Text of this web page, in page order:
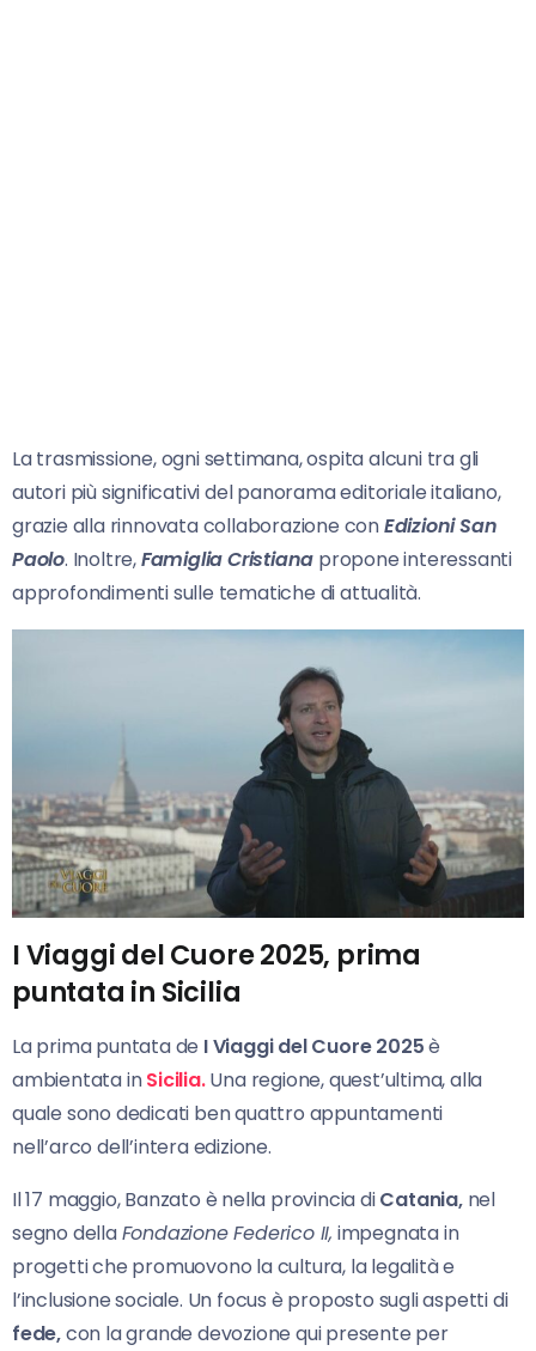
La trasmissione, ogni settimana, ospita alcuni tra gli
autori più significativi del panorama editoriale italiano,
grazie alla rinnovata collaborazione conEdizioni San
Paolo. Inoltre,Famiglia Cristiana propone interessanti
approfondimenti sulle tematiche di attualità.
I Viaggi del Cuore 2025, prima
puntata in Sicilia
La prima puntata de I Viaggi del Cuore 2025è
ambientata inSicilia.Una regione, quest’ultima, alla
quale sono dedicati ben quattro appuntamenti
nell’arco dell’intera edizione.
Il 17 maggio, Banzato è nella provincia diCatania,nel
segno dellaFondazione Federico II, impegnata in
progetti che promuovono la cultura, la legalità e
l’inclusione sociale. Un focus è proposto sugli aspetti di
fede,con la grande devozione qui presente per